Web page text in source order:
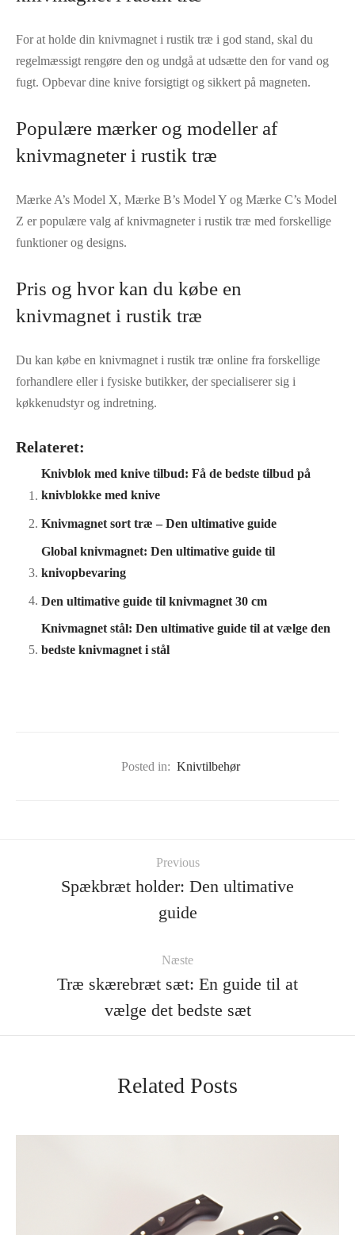
For at holde din knivmagnet i rustik træ i god stand, skal du
regelmæssigt rengøre den og undgå at udsætte den for vand og
fugt. Opbevar dine knive forsigtigt og sikkert på magneten.
Populære mærker og modeller af
knivmagneter i rustik træ
Mærke A’s Model X, Mærke B’s Model Y og Mærke C’s Model
Z er populære valg af knivmagneter i rustik træ med forskellige
funktioner og designs.
Pris og hvor kan du købe en
knivmagnet i rustik træ
Du kan købe en knivmagnet i rustik træ online fra forskellige
forhandlere eller i fysiske butikker, der specialiserer sig i
køkkenudstyr og indretning.
Relateret:
Knivblok med knive tilbud: Få de bedste tilbud på
knivblokke med knive
Knivmagnet sort træ – Den ultimative guide
Global knivmagnet: Den ultimative guide til
knivopbevaring
Den ultimative guide til knivmagnet 30 cm
Knivmagnet stål: Den ultimative guide til at vælge den
bedste knivmagnet i stål
Posted in: Knivtilbehør
Previous
Spækbræt holder: Den ultimative
guide
Næste
Træ skærebræt sæt: En guide til at
vælge det bedste sæt
Related Posts